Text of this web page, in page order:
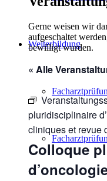
Weiterbildung
Gerne weisen wir
aufgeschaltet
bewilligt wurden.
« Alle
pluridisciplinaire
cliniques et revue
Colloque